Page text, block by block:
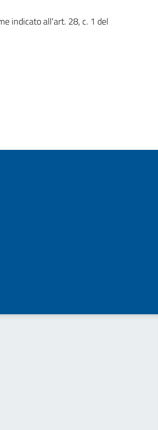
indicato all'art. 28, c. 1 del